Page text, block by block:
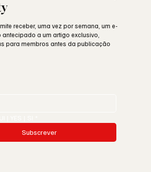
receber, uma vez por semana, um e-
a um artigo exclusivo,
para membros antes da publicação
Subscrever